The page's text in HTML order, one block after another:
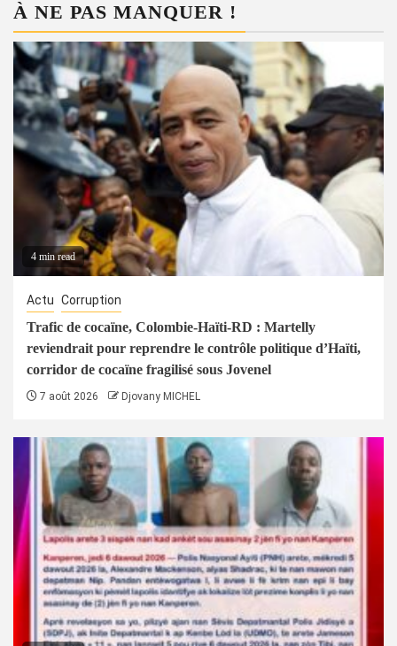
À NE PAS MANQUER !
4 min read
Actu Corruption
Trafic de cocaïne, Colombie-Haïti-RD : Martelly
reviendrait pour reprendre le contrôle politique d’Haïti,
corridor de cocaïne fragilisé sous Jovenel
7 août 2026 Djovany MICHEL